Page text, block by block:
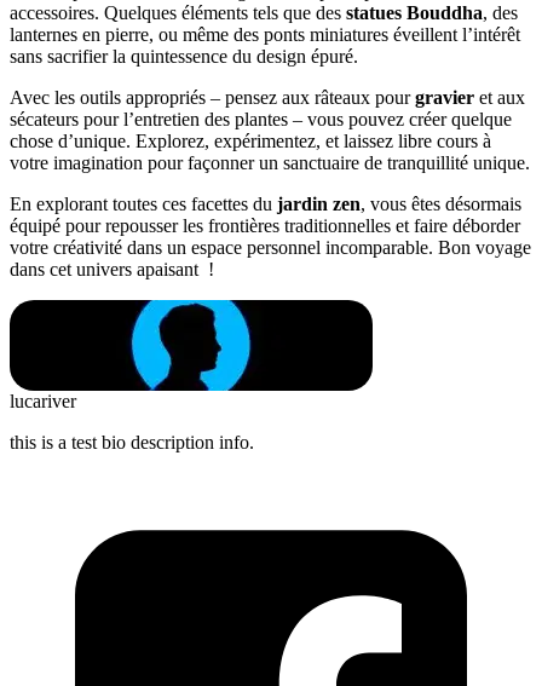
accessoires. Quelques éléments tels que des statues Bouddha, des
lanternes en pierre, ou même des ponts miniatures éveillent l’intérêt
sans sacrifier la quintessence du design épuré.
Avec les outils appropriés – pensez aux râteaux pourgravier et aux
sécateurs pour l’entretien des plantes – vous pouvez créer quelque
chose d’unique. Explorez, expérimentez, et laissez libre cours à
votre imagination pour façonner un sanctuaire de tranquillité unique.
En explorant toutes ces facettes du jardin zen, vous êtes désormais
équipé pour repousser les frontières traditionnelles et faire déborder
votre créativité dans un espace personnel incomparable. Bon voyage
dans cet univers apaisant !
lucariver
this is a test bio description info.